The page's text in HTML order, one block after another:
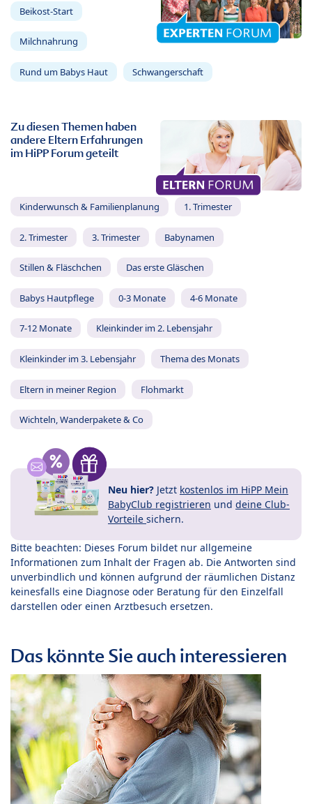
Beikost-Start
Milchnahrung
Rund um Babys Haut Schwangerschaft
Zu diesen Themen haben
andere Eltern Erfahrungen
im HiPP Forum geteilt
Kinderwunsch & Familienplanung 1. Trimester
2. Trimester 3. Trimester Babynamen
Stillen & Fläschchen Das erste Gläschen
Babys Hautpflege 0-3 Monate 4-6 Monate
7-12 Monate Kleinkinder im 2. Lebensjahr
Kleinkinder im 3. Lebensjahr Thema des Monats
Eltern in meiner Region Flohmarkt
Wichteln, Wanderpakete & Co
Neu hier? Jetzt kostenlos im HiPP Mein
BabyClub registrieren und deine Club-
Vorteile sichern.
Bitte beachten: Dieses Forum bildet nur allgemeine
Informationen zum Inhalt der Fragen ab. Die Antworten sind
unverbindlich und können aufgrund der räumlichen Distanz
keinesfalls eine Diagnose oder Beratung für den Einzelfall
darstellen oder einen Arztbesuch ersetzen.
Das könnte Sie auch interessieren